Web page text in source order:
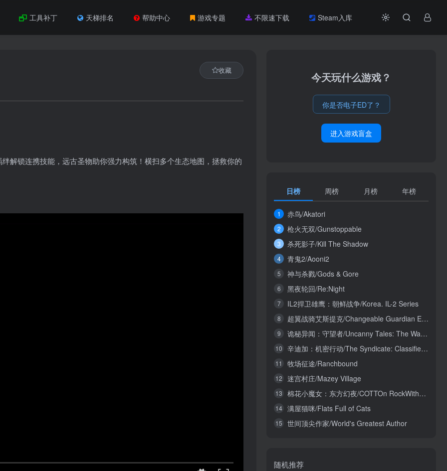
工具补丁 天梯排名 帮助中心 游戏专题 不限速下载 Steam入库
收藏
解锁连携技能，远古圣物助你强力构筑！横扫多个生态地图，拯救你的
今天玩什么游戏？
你是否电子ED了？
进入游戏盲盒
日榜 周榜 月榜 年榜
1 赤鸟/Akatori
2 枪火无双/Gunstoppable
3 杀死影子/Kill The Shadow
4 青鬼2/Aooni2
5 神与杀戮/Gods & Gore
6 黑夜轮回/Re:Night
7 IL2捍卫雄鹰：朝鲜战争/Korea. IL-2 Series
8 超翼战骑艾斯提克/Changeable Guardian ESTIQUE
9 诡秘异闻：守望者/Uncanny Tales: The Watcher
10 辛迪加：机密行动/The Syndicate: Classified Operations
11 牧场征途/Ranchbound
12 迷宫村庄/Mazey Village
13 棉花小魔女：东方幻夜/COTTOn RockWithYou -ORIENTAL NIGHT DREAMS-
14 满屋猫咪/Flats Full of Cats
15 世间顶尖作家/World's Greatest Author
随机推荐